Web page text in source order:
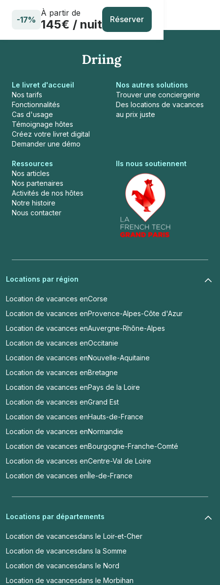
-17%
À partir de
145€ / nuit Réserver
Le livret d'accueil
Nos tarifs
Fonctionnalités
Cas d'usage
Témoignage hôtes
Créez votre livret digital
Demander une démo
Nos autres solutions
Trouver une conciergerie
Des locations de vacances
au prix juste
Ressources
Nos articles
Nos partenaires
Activités de nos hôtes
Notre histoire
Nous contacter
Ils nous soutiennent
Locations par région
Location de vacances enCorse
Location de vacances enProvence-Alpes-Côte d'Azur
Location de vacances enAuvergne-Rhône-Alpes
Location de vacances enOccitanie
Location de vacances enNouvelle-Aquitaine
Location de vacances enBretagne
Location de vacances enPays de la Loire
Location de vacances enGrand Est
Location de vacances enHauts-de-France
Location de vacances enNormandie
Location de vacances enBourgogne-Franche-Comté
Location de vacances enCentre-Val de Loire
Location de vacances enÎle-de-France
Locations par départements
Location de vacancesdans le Loir-et-Cher
Location de vacancesdans la Somme
Location de vacancesdans le Nord
Location de vacancesdans le Morbihan